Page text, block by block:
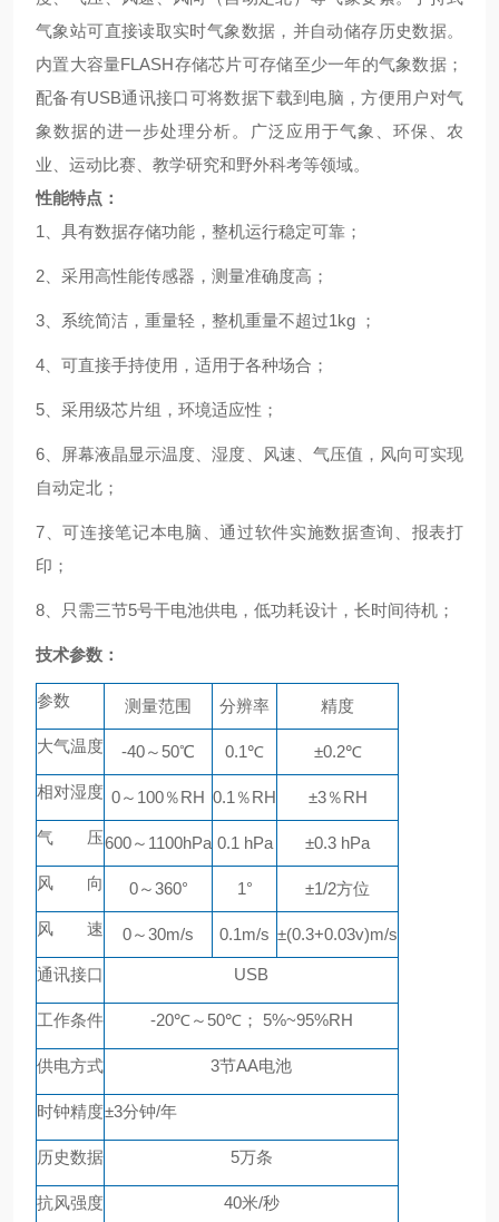
气象站可直接读取实时气象数据，并自动储存历史数据。
内置大容量FLASH存储芯片可存储至少一年的气象数据；
配备有USB通讯接口可将数据下载到电脑，方便用户对气
象数据的进一步处理分析。广泛应用于气象、环保、农
业、运动比赛、教学研究和野外科考等领域。
性能特点 ：
1、 具有数据存储功能，整机运行稳定可靠；
2、 采用高性能传感器，测量准确度高；
3、 系统简洁，重量轻，整机重量不超过1kg ；
4、 可直接手持使用，适用于各种场合；
5、 采用级芯片组，环境适应性；
6、
屏幕液晶显示温度、湿度、风速、气压值，风向可实现
自动定北；
7、可连接笔记本电脑、通过软件实施数据查询、报表打
印；
8、 只需三节5号干电池供电，低功耗设计，长时间待机；
技术参数 ：
参数 测量范围 分辨率 精度
大气温度 -40～ 50℃ 0.1℃ ±0.2℃
相对湿度 0～ 100％RH 0.1 ％RH ±3％RH
气 压600～ 1100hPa 0.1 hPa ±0.3 hPa
风 向 0～360° 1° ±1/2方位
风 速 0～30m/s 0.1m/s ±(0.3+0.03v)m/s
通讯接口 USB
工作条件 -20℃～50℃； 5%~95%RH
供电方式 3节AA电池
时钟精度±3分钟/年
历史数据 5万条
抗风强度 40米/秒